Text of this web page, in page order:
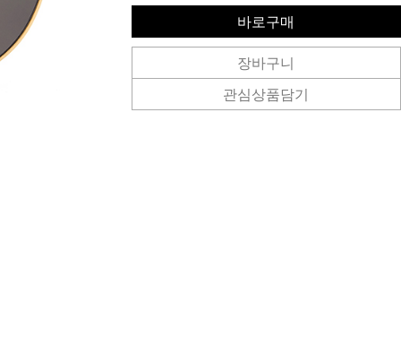
바로구매
장바구니
관심상품담기